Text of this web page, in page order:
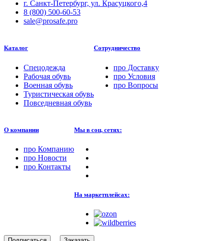
г. Санкт-Петербург, ул. Красуцкого,4
8 (800) 500-60-53
sale@prosafe.pro
Каталог
Спецодежда
Рабочая обувь
Военная обувь
Туристическая обувь
Повседневная обувь
Сотрудничество
про Доставку
про Условия
про Вопросы
О компании
про Компанию
про Новости
про Контакты
Мы в соц. сетях:
На маркетплейсах: